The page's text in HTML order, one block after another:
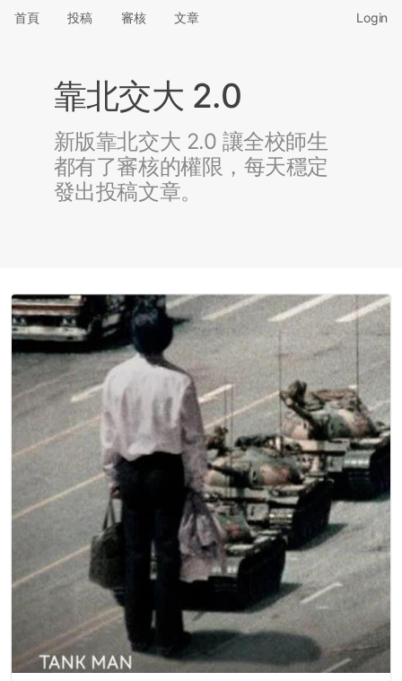
首頁 投稿 審核 文章 Login
靠北交大 2.0
新版靠北交大 2.0 讓全校師生
都有了審核的權限，每天穩定
發出投稿文章。